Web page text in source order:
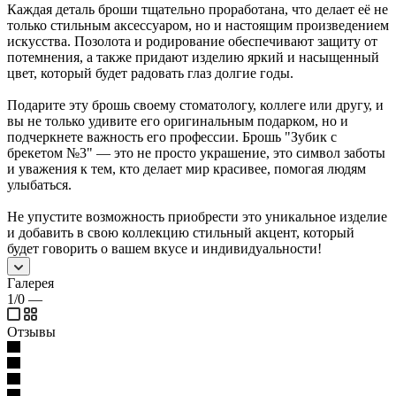
Каждая деталь броши тщательно проработана, что делает её не
только стильным аксессуаром, но и настоящим произведением
искусства. Позолота и родирование обеспечивают защиту от
потемнения, а также придают изделию яркий и насыщенный
цвет, который будет радовать глаз долгие годы.
Подарите эту брошь своему стоматологу, коллеге или другу, и
вы не только удивите его оригинальным подарком, но и
подчеркнете важность его профессии. Брошь "Зубик с
брекетом №3" — это не просто украшение, это символ заботы
и уважения к тем, кто делает мир красивее, помогая людям
улыбаться.
Не упустите возможность приобрести это уникальное изделие
и добавить в свою коллекцию стильный акцент, который
будет говорить о вашем вкусе и индивидуальности!
Галерея
1/0 —
Отзывы